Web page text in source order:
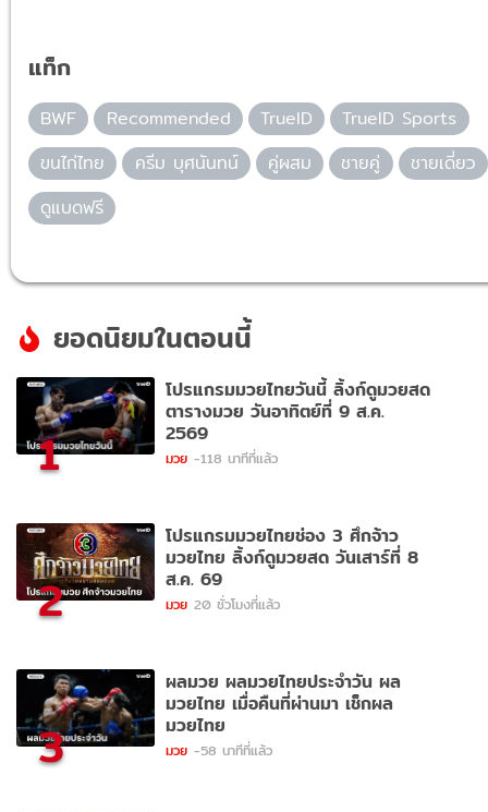
แท็ก
BWF Recommended TrueID
TrueID Sports
ขนไก่ไทย
ครีม บุศนันทน์ คู่ผสม ชายคู่
ชายเดี่ยว
ดูแบดฟรี
ยอดนิยมในตอนนี้
1
โปรแกรมมวยไทยวันนี้ ลิ้งก์ดูมวยสด
ตารางมวย วันอาทิตย์ที่ 9 ส.ค.
2569
มวย -118 นาทีที่แล้ว
2
โปรแกรมมวยไทยช่อง 3 ศึกจ้าว
มวยไทย ลิ้งก์ดูมวยสด วันเสาร์ที่ 8
ส.ค. 69
มวย 20 ชั่วโมงที่แล้ว
3
ผลมวย ผลมวยไทยประจำวัน ผล
มวยไทย เมื่อคืนที่ผ่านมา เช็กผล
มวยไทย
มวย -58 นาทีที่แล้ว